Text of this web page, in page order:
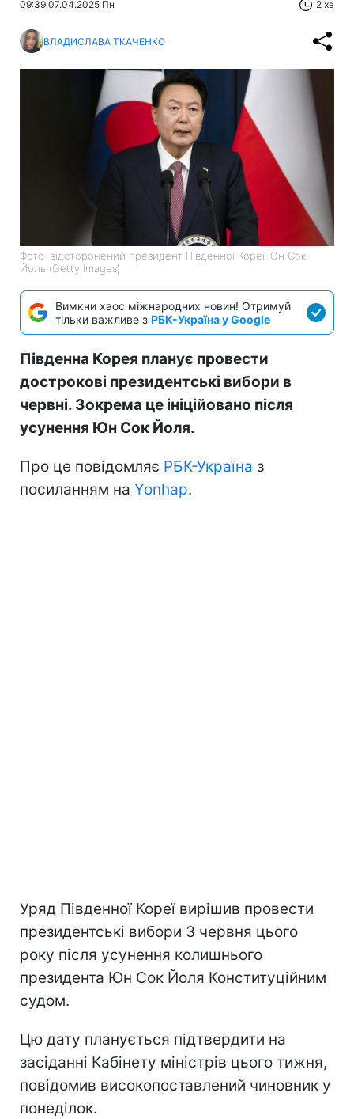
09:39 07.04.2025 Пн 2 хв
ВЛАДИСЛАВА ТКАЧЕНКО
Фото: відсторонений президент Південної Кореї Юн Сок
Йоль (Getty Images)
Вимкни хаос міжнародних новин! Отримуй
тільки важливе з РБК-Україна у Google
Південна Корея планує провести
дострокові президентські вибори в
червні. Зокрема це ініційовано після
усунення Юн Сок Йоля.
Про це повідомляє РБК-Україна з
посиланням на Yonhap.
Уряд Південної Кореї вирішив провести
президентські вибори 3 червня цього
року після усунення колишнього
президента Юн Сок Йоля Конституційним
судом.
Цю дату планується підтвердити на
засіданні Кабінету міністрів цього тижня,
повідомив високопоставлений чиновник у
понеділок.